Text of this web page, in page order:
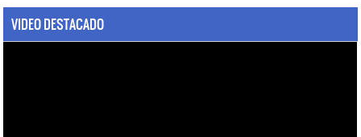
VIDEO DESTACADO